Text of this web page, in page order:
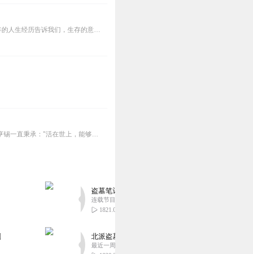
《活着活着就100岁了》是韩国延世大学教授，哲学家金亨锡的作品。他用自己百年的人生经历告诉我们，生存的意义和活着的价值是什么？以及这位百岁老人有关财富，幸福，人...
50岁参加足球比赛，60岁学习游泳，99岁发表165次演讲，坚持跑步20余年……金亨锡一直秉承："活在世上，能够获得精神层面和人性层面的成长。"正因如此，100...
盗墓笔记 全8部丨豪华CV版丨苏尚卿&边江 领衔
连载节目超七百集
1821.05万
北派盗墓笔记丨头陀渊出品丨悬疑灵异丨摸金校尉
最近一周更新